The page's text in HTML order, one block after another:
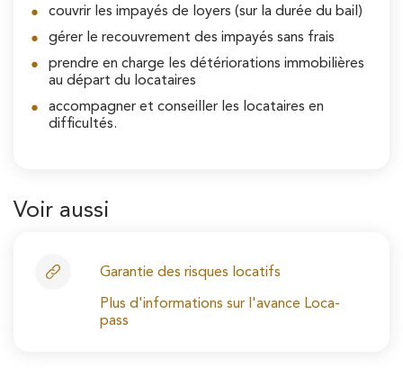
couvrir les impayés de loyers (sur la durée du bail)
gérer le recouvrement des impayés sans frais
prendre en charge les détériorations immobilières
au départ du locataires
accompagner et conseiller les locataires en
difficultés.
Voir aussi
Garantie des risques locatifs
Plus d'informations sur l'avance Loca-
pass